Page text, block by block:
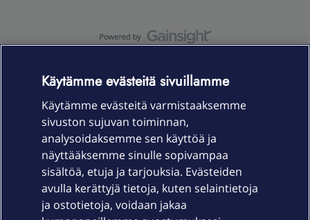
Laitteet & liittymät
Palvelut
Käytämme evästeitä sivuillamme
Käytämme evästeitä varmistaaksemme
sivuston sujuvan toiminnan,
analysoidaksemme sen käyttöä ja
näyttääksemme sinulle sopivampaa
sisältöä, etuja ja tarjouksia. Evästeiden
avulla kerättyjä tietoja, kuten selaintietoja
ja ostotietoja, voidaan jakaa